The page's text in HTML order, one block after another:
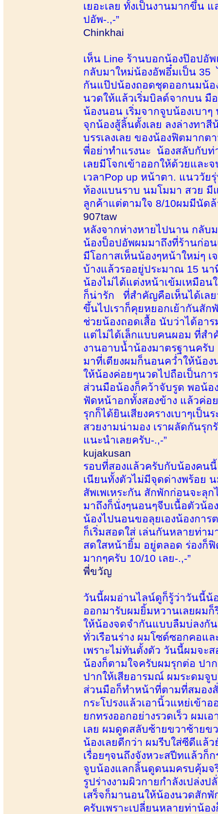
เยอะเลย ทั้งเป็นงานมากขึ้น
ปอัพ-.,-”
Chinkhai
เห็น Line ร้านบอกน้องป๊อปอั
กลับมาใหม่น้องอัพอึ๋มเป็น 35
กันแป๊ปน้องถอดชุดออกนมน้อ
นวดให้แล้วเริ่มบิลด์จากบน มื
น้องนอน เริ่มจากจูบน้องเบา
จุกน้องสู้ลิ้นตั้งเลย ลงล่างทา
บรรเลงเลย ของน้องฟิตมาก
พี่อย่าทำแรงนะ น้องสลับกับท่
เลยมีโจกเข้าออกให้ด้วยแล
เวลาPop up หน้าตา. แนววั
ท้องแบนราบ นมโมมา สวย มี
ลูกค้าแต่ตามใจ 8/10ผมมีนัดล้
907taw
หลังจากห่างหายไปนาน กลับ
น้องป็อปอัพผมมาถึงที่ร้านก่อน
มีโอกาสเห็นน้องๆหน้าใหม่ๆ
บ้างแล้วรออยู่ประมาณ 15 นา
น้องไม่ได้แต่งหน้าเข้มเหมือ
ก็น่ารัก ที่สำคัญคือเห็นได้เลย
ขึ้นไปเราก็คุยหยอกเย้ากันสั
ช่วยน้องถอดเสื้อ นับว่าได้อา
แต่ไม่ได้เล็กแบบคนผอม ที่ส
งานอาบน้ำน้องมาตรฐานครับ
มาที่เตียงผมก็นอนคว่ำให้น้อง
ให้น้องค่อยๆนวดไปถือเป็นก
ส่วนมือน้องก็คว้าจับรูด พอน้อ
ฟัดหน้าอกทั้งสองข้าง แล้วค่อ
รุกก็ได้ยินเสียงครางเบาๆเป็
สวยงามน่ามอง เราผลัดกันรุ
แนะนำเลยครับ-.,-”
kujakusan
รอบที่สองแล้วครับกับน้องคน
เนียนทั้งตัวไม่มีจุดด่างพร้อย
สัพเพเหระกัน สักพักก่อนจะลุ
มาถึงก็นั่งๆนอนๆจีบเนื้อตัวน้
น้องไปนอนขอลุยเองน้องการ
ก็เริ่มสอดใส่ เล่นกันหลายท่า
สดใสหน้ายิ้ม อยู่ตลอด ร่องก็
มากๆครับ 10/10 เลย-.,-”
พี่ขวัญ
วันนี้ผมอ่านไลน์ดูก็รู้ว่าวันนี้น้
ออกมารับผมยิ้มหวานเลยผม
ให้น้องจดจำกันแบบลืมบ่ลงกั
ทั่วเรือนร่าง ผมโซด์ซอกคอแ
เพราะไม่ทันตั้งตัว วันนี้ผมจะ
น้องก็ตามใจครับผมรุกต่อ ปา
ปากให้เสียอารมณ์ ผมระดมจู
ส่วนมือก็ทำหน้าที่ตามที่สมอง
กระโปรงแล้วเอานิ้วแหย่เข้า
ยกทรงออกอย่างรวดเร็ว ผม
เลย ผมดูดสลับซ้ายขวาซ้าย
น้องเลยดีกว่า ผมรีบใส่ซีดีแล้
เรื่อยๆจนถึงจังหวะสปีทแล้วก็
จูบน้องแลกลิ้นดูดนมครบคุ้มจ
รูปร่างงามผิวกายกำลังเปล่ง
เสร็จก็มานอนให้น้องนวดสัก
ครับเพราะเปลี่ยนหลายท่าน้